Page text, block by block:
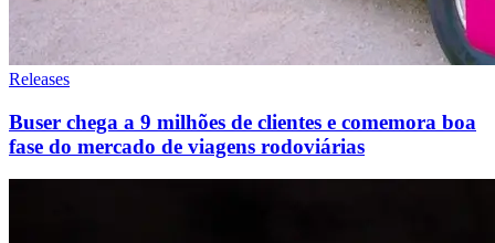
Releases
Buser chega a 9 milhões de clientes e comemora boa
fase do mercado de viagens rodoviárias